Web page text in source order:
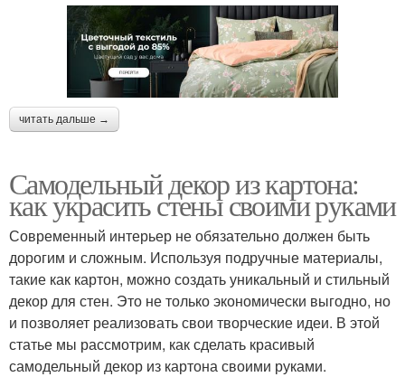
читать дальше →
Самодельный декор из картона:
как украсить стены своими руками
Современный интерьер не обязательно должен быть
дорогим и сложным. Используя подручные материалы,
такие как картон, можно создать уникальный и стильный
декор для стен. Это не только экономически выгодно, но
и позволяет реализовать свои творческие идеи. В этой
статье мы рассмотрим, как сделать красивый
самодельный декор из картона своими руками.